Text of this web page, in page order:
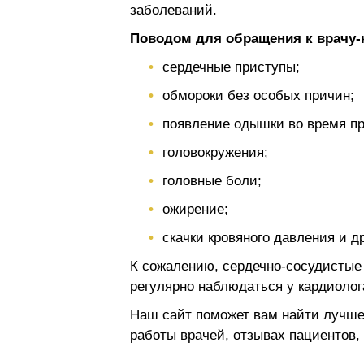
заболеваний.
Поводом для обращения к врачу-
сердечные приступы;
обмороки без особых причин;
появление одышки во время
головокружения;
головные боли;
ожирение;
скачки кровяного давления и
К сожалению, сердечно-
регулярно наблюдаться у
Наш сайт поможет вам найти
работы врачей, отзывах